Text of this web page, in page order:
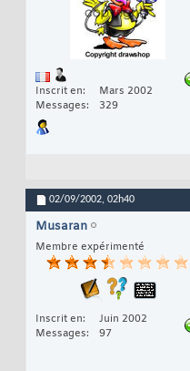
Inscrit en
Mars 2002
Messages
329
02/09/2002, 02h40
Musaran
Membre expérimenté
Inscrit en
Juin 2002
Messages
97